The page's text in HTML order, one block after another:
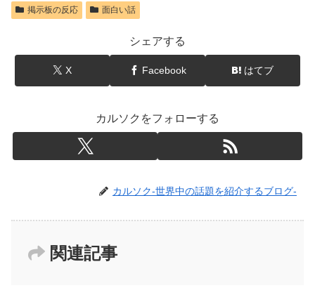
掲示板の反応 面白い話
シェアする
X Facebook はてブ
カルソクをフォローする
カルソク-世界中の話題を紹介するブログ-
関連記事